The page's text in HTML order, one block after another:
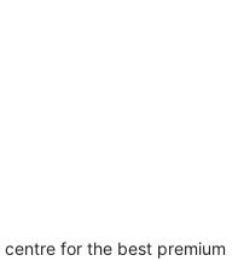
for the best premium